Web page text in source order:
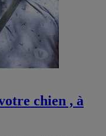
chien , à